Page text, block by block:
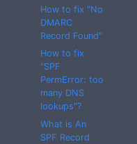
How to fix "No
DMARC
Record Found"
How to fix
"SPF
PermError: too
many DNS
lookups"?
What is An
SPF Record